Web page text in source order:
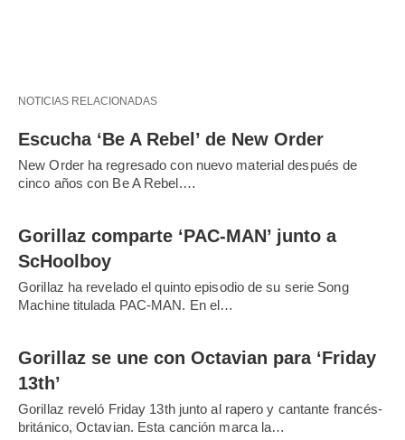
NOTICIAS RELACIONADAS
Escucha ‘Be A Rebel’ de New Order
New Order ha regresado con nuevo material después de
cinco años con Be A Rebel.…
Gorillaz comparte ‘PAC-MAN’ junto a
ScHoolboy
Gorillaz ha revelado el quinto episodio de su serie Song
Machine titulada PAC-MAN. En el…
Gorillaz se une con Octavian para ‘Friday
13th’
Gorillaz reveló Friday 13th junto al rapero y cantante francés-
británico, Octavian. Esta canción marca la…